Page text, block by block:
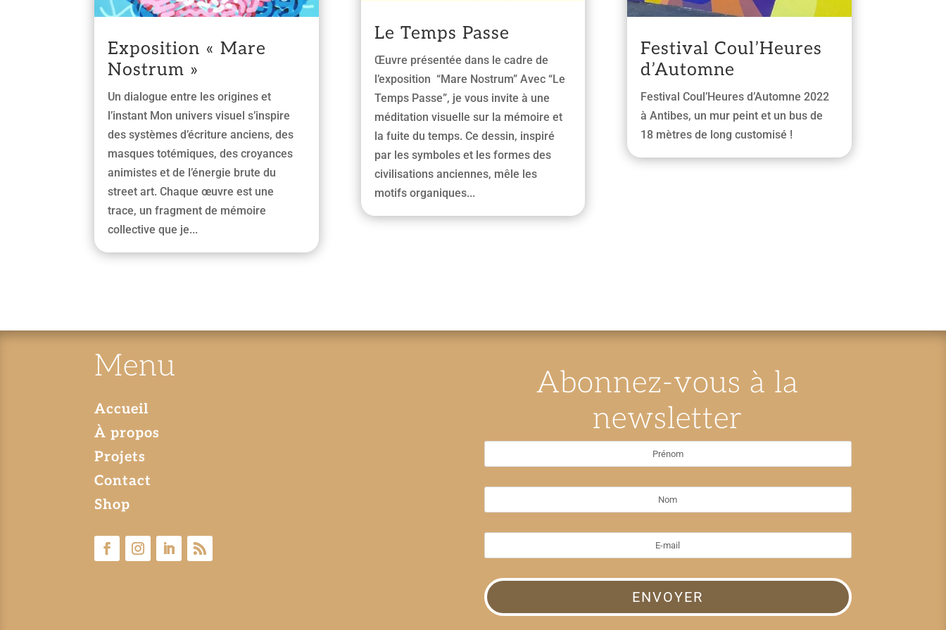
Exposition « Mare
Nostrum »
Un dialogue entre les origines et
l’instant Mon univers visuel s’inspire
des systèmes d’écriture anciens, des
masques totémiques, des croyances
animistes et de l’énergie brute du
street art. Chaque œuvre est une
trace, un fragment de mémoire
collective que je...
Le Temps Passe
Œuvre présentée dans le cadre de
l’exposition “Mare Nostrum” Avec “Le
Temps Passe”, je vous invite à une
méditation visuelle sur la mémoire et
la fuite du temps. Ce dessin, inspiré
par les symboles et les formes des
civilisations anciennes, mêle les
motifs organiques...
Festival Coul’Heures
d’Automne
Festival Coul’Heures d’Automne 2022
à Antibes, un mur peint et un bus de
18 mètres de long customisé !
Menu
Accueil
À propos
Projets
Contact
Shop
Abonnez-vous à la
newsletter
ENVOYER